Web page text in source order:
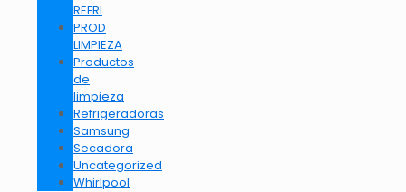
REFRI
PROD
LIMPIEZA
Productos
de
limpieza
Refrigeradoras
Samsung
Secadora
Uncategorized
Whirlpool